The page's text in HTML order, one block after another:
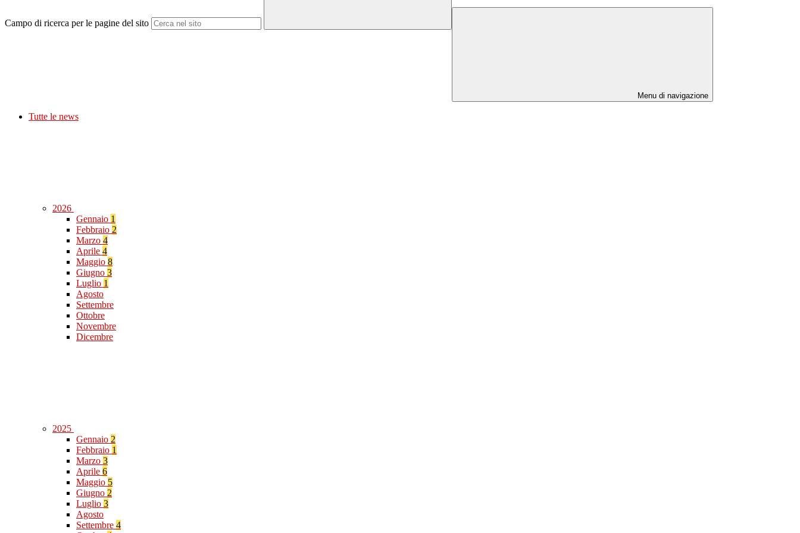
Campo di ricerca per le pagine del sito
Menu di navigazione
Tutte le news
2026
Gennaio 1
Febbraio 2
Marzo 4
Aprile 4
Maggio 8
Giugno 3
Luglio 1
Agosto
Settembre
Ottobre
Novembre
Dicembre
2025
Gennaio 2
Febbraio 1
Marzo 3
Aprile 6
Maggio 5
Giugno 2
Luglio 3
Agosto
Settembre 4